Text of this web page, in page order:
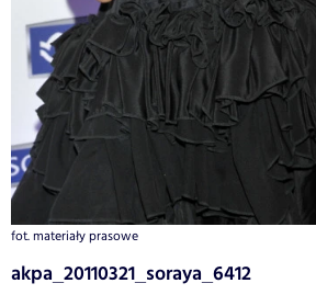
fot. materiały prasowe
akpa_20110321_soraya_6412